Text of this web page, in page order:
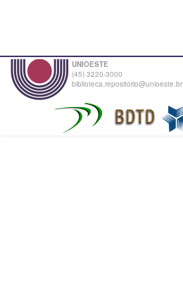
UNIOESTE
(45) 3220-3000
biblioteca.repositorio@unioeste.br